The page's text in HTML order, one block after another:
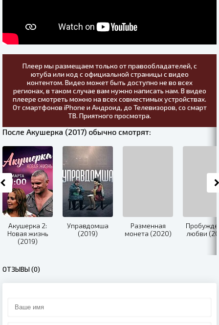
Плеер мы размещаем только от правообладателей, с
ютуба или код с официальной страницы с видео
контентом. Видео может быть доступно не во всех
регионах, в таком случае вам нужно написать нам. В видео
плеере смотреть можно на всех совместимых устройствах.
От смартфонов iPhone и Андроид, до Телевизоров, со смарт
ТВ. Приятного просмотра.
После Акушерка (2017) обычно смотрят:
Акушерка 2:
Новая жизнь
(2019)
Управдомша
(2019)
Разменная
монета (2020)
любви
ОТЗЫВЫ (0)